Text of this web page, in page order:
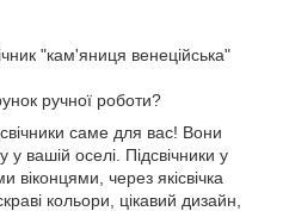
"кам'яниця венеційська"
ручної роботи?
саме для вас! Вони
вашій оселі. Підсвічники у
віконцями, через якісвічка
кольори, цікавий дизайн,